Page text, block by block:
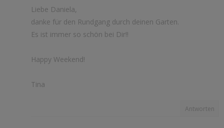
Liebe Daniela,
danke für den Rundgang durch deinen Garten.
Es ist immer so schön bei Dir!!
Happy Weekend!
Tina
Antworten